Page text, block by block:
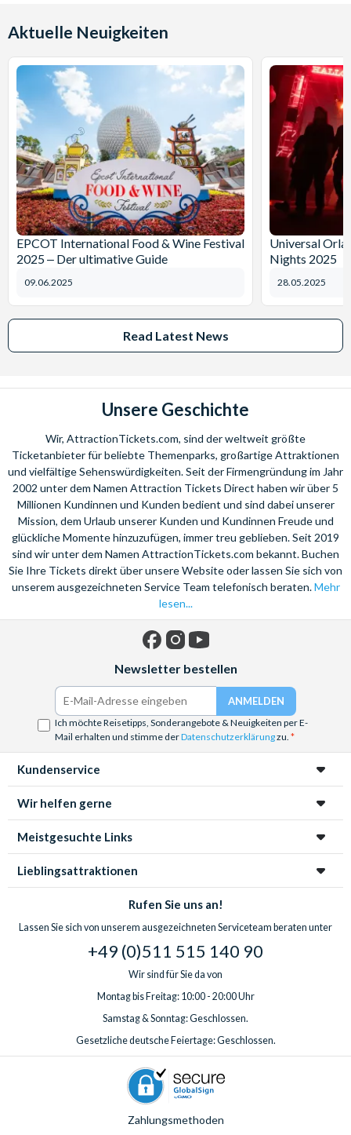
Aktuelle Neuigkeiten
EPCOT International Food & Wine Festival
2025 ‒ Der ultimative Guide
09.06.2025
Universal
Nights 2025
28.05.2025
Read Latest News
Unsere Geschichte
Wir, AttractionTickets.com, sind der weltweit größte
Ticketanbieter für beliebte Themenparks, großartige Attraktionen
und vielfältige Sehenswürdigkeiten. Seit der Firmengründung im Jahr
2002 unter dem Namen Attraction Tickets Direct haben wir über 5
Millionen Kundinnen und Kunden bedient und sind dabei unserer
Mission, dem Urlaub unserer Kunden und Kundinnen Freude und
glückliche Momente hinzuzufügen, immer treu geblieben. Seit 2019
sind wir unter dem Namen AttractionTickets.com bekannt. Buchen
Sie Ihre Tickets direkt über unsere Website oder lassen Sie sich von
unserem ausgezeichneten Service Team telefonisch beraten.Mehr
lesen...
Newsletter bestellen
Ich möchte Reisetipps, Sonderangebote & Neuigkeiten per E-
Mail erhalten und stimme derDatenschutzerklärungzu.
Kundenservice
Wir helfen gerne
Meistgesuchte Links
Lieblingsattraktionen
Rufen Sie uns an!
Lassen Sie sich von unserem ausgezeichneten Serviceteam beraten unter
+49 (0)511 515 140 90
Wir sind für Sie da von
Montag bis Freitag: 10:00 - 20:00 Uhr
Samstag & Sonntag: Geschlossen.
Gesetzliche deutsche Feiertage: Geschlossen.
Zahlungsmethoden